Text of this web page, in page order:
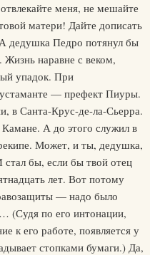
меня, не мешайте
матери! Дайте дописать
дедушка Педро потянул бы
наравне с веком,
упадок. При
— префект Пиуры.
в Санта-Крус-де-ла-Сьерра.
А до этого служил в
Может, и ты, дедушка,
стал бы, если бы твой отец
лет. Вот потому
— надо было
(Судя по его интонации,
к его работе, появляется у
стопками бумаги.) Да,